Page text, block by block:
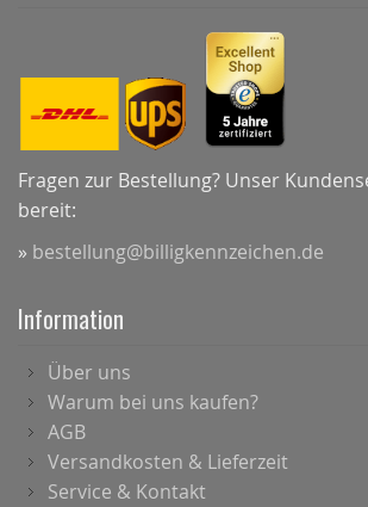
Fragen zur Bestellung? Unser
bereit:
» bestellung@billigkennzeichen.de
Information
Über uns
Warum bei uns kaufen?
AGB
Versandkosten & Lieferzeit
Service & Kontakt